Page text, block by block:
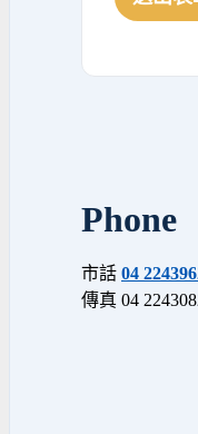
Phone
市話 04
傳真 04